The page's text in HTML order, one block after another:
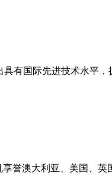
有国际先进技术水平
誉澳大利亚、美国、